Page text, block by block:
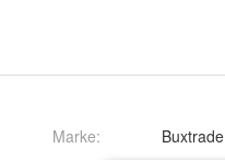
Marke: Buxtrade